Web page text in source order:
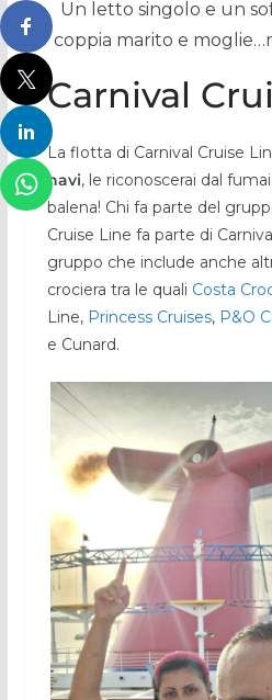
Un letto singolo e un
coppia marito e
Carnival
La flotta di Carnival Cruise
navi, le riconoscerai dal
balena! Chi fa parte del
Cruise Line fa parte di
gruppo che include anche
crociera tra le quali Costa
Line, Princess Cruises, P&O
e Cunard.